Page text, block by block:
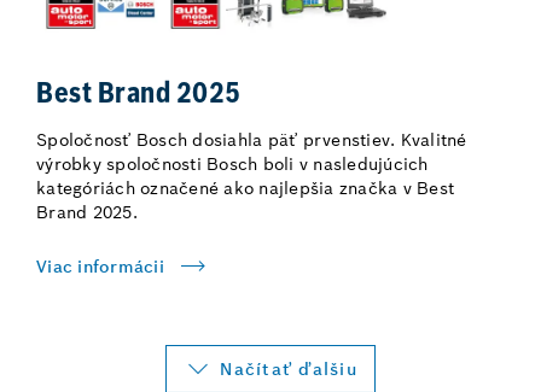
Best Brand 2025
Spoločnosť Bosch dosiahla päť prvenstiev. Kvalitné
výrobky spoločnosti Bosch boli v nasledujúcich
kategóriách označené ako najlepšia značka v Best
Brand 2025.
Viac informácii
Načítať ďalšiu